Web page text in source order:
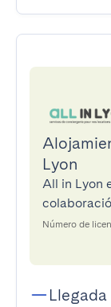
Lyon
All in Lyon
Número de
Llegada